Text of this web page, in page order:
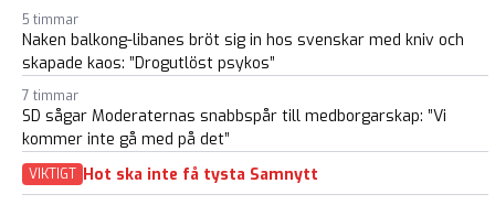
5 timmar
Naken balkong-libanes bröt sig in hos svenskar med kniv och
skapade kaos: ”Drogutlöst psykos”
7 timmar
SD sågar Moderaternas snabbspår till medborgarskap: ”Vi
kommer inte gå med på det”
VIKTIGT Hot ska inte få tysta Samnytt